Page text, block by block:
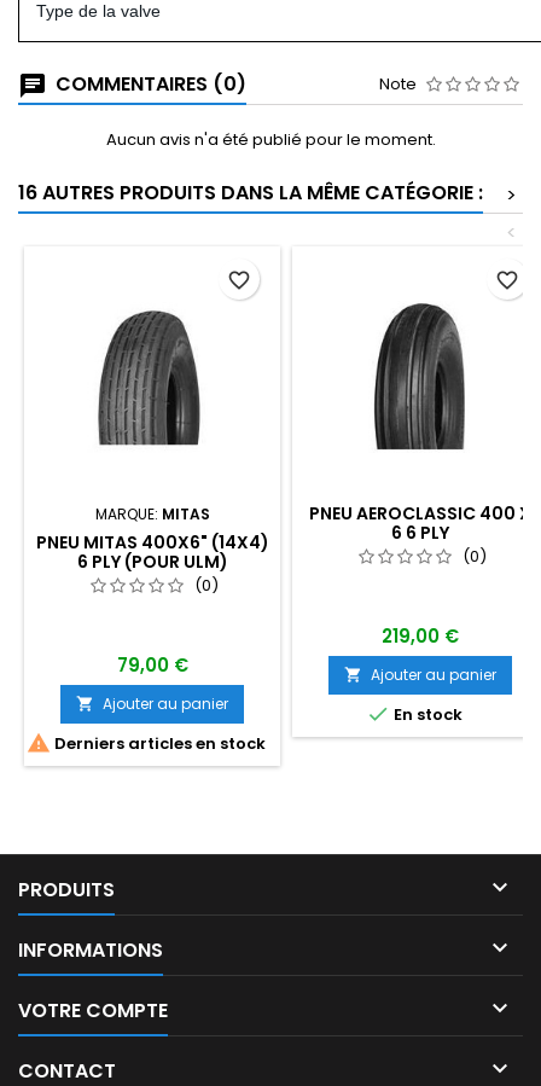
Type de la valve
COMMENTAIRES (0) Note
Aucun avis n'a été publié pour le moment.
16 AUTRES PRODUITS DANS LA MÊME CATÉGORIE :
>
<
MARQUE: MITAS
PNEU MITAS 400X6" (14X4)
6 PLY (POUR ULM)
(0)
79,00 €
 Ajouter au panier
 Derniers articles en stock
favorite_border
PNEU AEROCLASSIC 400 X
6 6 PLY
(0)
219,00 €
 Ajouter au panier
 En stock
favorite_border
PRODUITS 
INFORMATIONS 
VOTRE COMPTE 
CONTACT 